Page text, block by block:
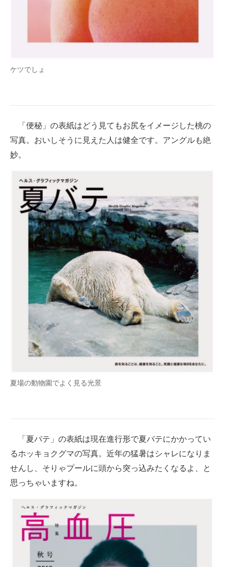
ケツでしょ
「便秘」の表紙はどう見てもお尻をイメージした桃の
写真。おいしそうに見えた人は健全です。アングルも絶
妙。
夏場の動物園でよく見る光景
「夏バテ」の表紙は現在進行形で夏バテにかかってい
るホッキョクグマの写真。近年の猛暑はシャレになりま
せんし、そりゃプールに頭から突っ込みたくなるよ、と
思っちゃいますね。